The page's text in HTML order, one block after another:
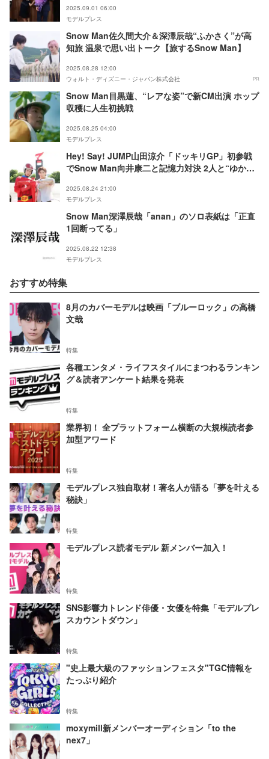
2025.09.01 06:00
モデルプレス
Snow Man佐久間大介＆深澤辰哉“ふかさく”が高
知旅 温泉で思い出トーク【旅するSnow Man】
2025.08.28 12:00
ウォルト・ディズニー・ジャパン株式会社
PR
Snow Man目黒蓮、“レアな姿”で新CM出演 ホップ
収穫に人生初挑戦
2025.08.25 04:00
モデルプレス
Hey! Say! JUMP山田涼介「ドッキリGP」初参戦
でSnow Man向井康二と記憶力対決 2人と“ゆかり
2025.08.24 21:00
モデルプレス
Snow Man深澤辰哉「anan」のソロ表紙は「正直
1回断ってる」
2025.08.22 12:38
モデルプレス
おすすめ特集
8月のカバーモデルは映画「ブルーロック」の高橋
文哉
特集
各種エンタメ・ライフスタイルにまつわるランキン
グ＆読者アンケート結果を発表
特集
業界初！ 全プラットフォーム横断の大規模読者参
加型アワード
特集
モデルプレス独自取材！著名人が語る「夢を叶える
秘訣」
特集
モデルプレス読者モデル 新メンバー加入！
特集
SNS影響力トレンド俳優・女優を特集「モデルプレ
スカウントダウン」
特集
"史上最大級のファッションフェスタ"TGC情報を
たっぷり紹介
特集
moxymill新メンバーオーディション「to the
nex7」